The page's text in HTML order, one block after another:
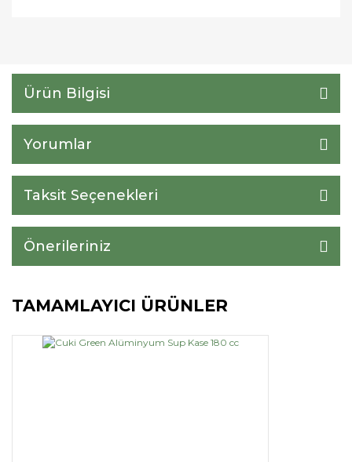
Ürün Bilgisi
Yorumlar
Taksit Seçenekleri
Önerileriniz
TAMAMLAYICI ÜRÜNLER